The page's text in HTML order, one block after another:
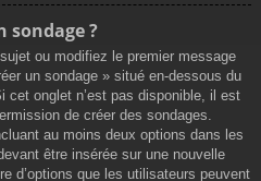
sondage ?
ou modifiez le premier message
un sondage » situé en-dessous du
cet onglet n’est pas disponible, il est
de créer des sondages.
au moins deux options dans les
être insérée sur une nouvelle
d’options que les utilisateurs peuvent